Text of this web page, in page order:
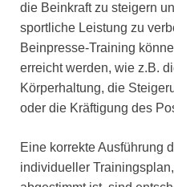
die Beinkraft zu steigern
sportliche Leistung zu
Beinpresse-Training
erreicht werden, wie z.B.
Körperhaltung, die
oder die Kräftigung des
Eine korrekte Ausführung
individueller